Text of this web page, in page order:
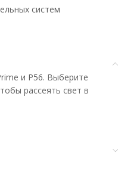
систем
и P56. Выберите
рассеять свет в